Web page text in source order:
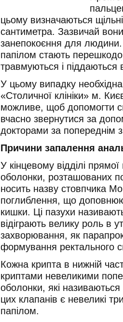
цьому визначаються
сантиметра. Зазвичай
занепокоєння для людини.
папілом стають
травмуються і піддаються
У цьому випадку
«Столичної клініки» м.
можливе, щоб допомогти
вчасно звернутися за
докторами за попереднім
Причини запалення
У кінцевому відділі
оболонки, розташованих
носить назву стовпчика
поглиблення, що
кишки. Ці пазухи
відіграють велику роль в
захворювання, як
формування ректального
Кожна крипта в нижній
криптами невеликими
оболонки, які називаються
цих клапанів є невеликі
папілом.